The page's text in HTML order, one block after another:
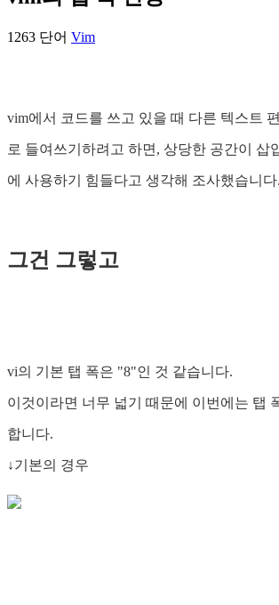
1263 단어 Vim
vim에서 코드를 쓰고 있을 때 다른 텍스트
로 들여쓰기하려고 하면, 상당한 공간이 삽
에 사용하기 힘들다고 생각해 조사했습니다.
그건 그렇고
vi의 기본 탭 폭은 "8"인 것 같습니다.
이것이라면 너무 넓기 때문에 이번에는 탭
합니다.
↓기본의 경우